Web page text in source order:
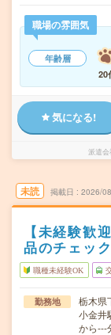
職場の雰囲気
年齢層
20
気になる!
派遣会
未読 掲載日 2026/
【未経験歓
品のチェッ
職種未経験OK
勤務地
栃木県
小金井
から---